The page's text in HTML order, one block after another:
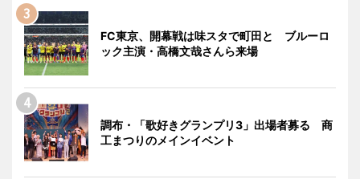
FC東京、開幕戦は味スタで町田と ブルーロ
ック主演・高橋文哉さんら来場
調布・「歌好きグランプリ3」出場者募る 商
工まつりのメインイベント